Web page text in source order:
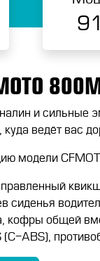
и сильные
ведёт вас
модели
сиденья
кофры общей
ABS),